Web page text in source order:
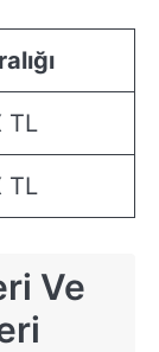
TL
TL
Ve